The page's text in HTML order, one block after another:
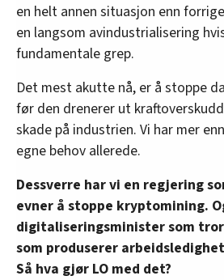
en helt annen situasjon enn
en langsom avindustrialisering
fundamentale grep.
Det mest akutte nå, er å stoppe
før den drenerer ut
skade på industrien. Vi har mer
egne behov allerede.
Dessverre har vi en regjering
evner å stoppe kryptomining.
digitaliseringsminister som
som produserer
Så hva gjør LO med det?